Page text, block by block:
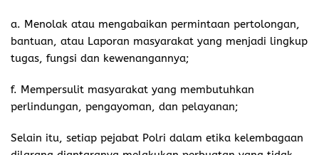
a. Menolak atau mengabaikan permintaan pertolongan,
bantuan, atau Laporan masyarakat yang menjadi lingkup
tugas, fungsi dan kewenangannya;
f. Mempersulit masyarakat yang membutuhkan
perlindungan, pengayoman, dan pelayanan;
Selain itu, setiap pejabat Polri dalam etika kelembagaan